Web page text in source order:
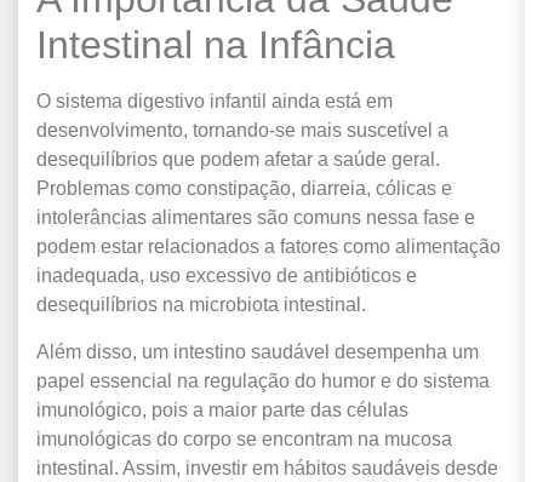
Intestinal na Infância
O sistema digestivo infantil ainda está em
desenvolvimento, tornando-se mais suscetível a
desequilíbrios que podem afetar a saúde geral.
Problemas como constipação, diarreia, cólicas e
intolerâncias alimentares são comuns nessa fase e
podem estar relacionados a fatores como alimentação
inadequada, uso excessivo de antibióticos e
desequilíbrios na microbiota intestinal.
Além disso, um intestino saudável desempenha um
papel essencial na regulação do humor e do sistema
imunológico, pois a maior parte das células
imunológicas do corpo se encontram na mucosa
intestinal. Assim, investir em hábitos saudáveis desde